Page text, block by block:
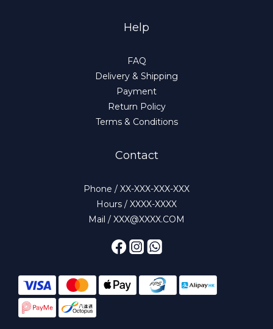
Help
FAQ
Delivery & Shipping
Payment
Return Policy
Terms & Conditions
Contact
Phone / XX-XXX-XXX-XXX
Hours / XXXX-XXXX
Mail / XXX@XXXX.COM